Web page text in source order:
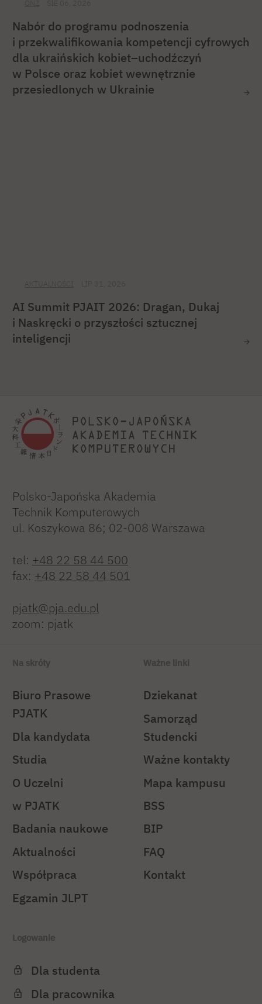
Nabór do programu podnoszenia
i przekwalifikowania kompetencji cyfrowych
dla ukraińskich kobiet–uchodźczyń
w Polsce oraz kobiet wewnętrznie
przesiedlonych w Ukrainie
AI Summit PJAIT 2026: Dragan, Dukaj
i Naskręcki o przyszłości sztucznej
inteligencji
Polsko-Japońska Akademia
Technik Komputerowych
ul. Koszykowa 86; 02-008 Warszawa
tel: +48 22 58 44 500
fax: +48 22 58 44 501
pjatk@pja.edu.pl
zoom: pjatk
Na skróty
Biuro Prasowe
PJATK
Dla kandydata
Studia
O Uczelni
w PJATK
Badania naukowe
Aktualności
Współpraca
Egzamin JLPT
Ważne linki
Dziekanat
Samorząd
Studencki
Ważne kontakty
Mapa kampusu
BSS
BIP
FAQ
Kontakt
Logowanie
Dla studenta
Dla pracownika